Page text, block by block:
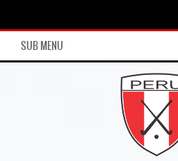
SUB MENU